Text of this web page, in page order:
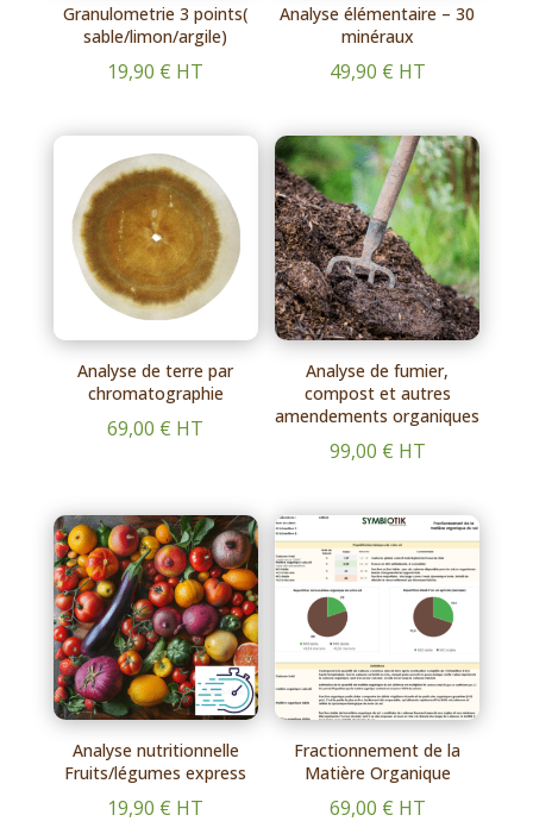
Granulometrie 3 points(
sable/limon/argile)
19,90 € HT
Analyse élémentaire – 30
minéraux
49,90 € HT
Analyse de terre par
chromatographie
69,00 € HT
Analyse de fumier,
compost et autres
amendements organiques
99,00 € HT
Analyse nutritionnelle
Fruits/légumes express
19,90 € HT
Fractionnement de la
Matière Organique
69,00 € HT